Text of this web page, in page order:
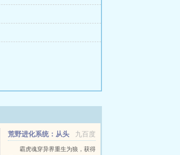
九百度
荒野进化系统：从头
狼开始霸虎魂穿异界重生为狼，获得